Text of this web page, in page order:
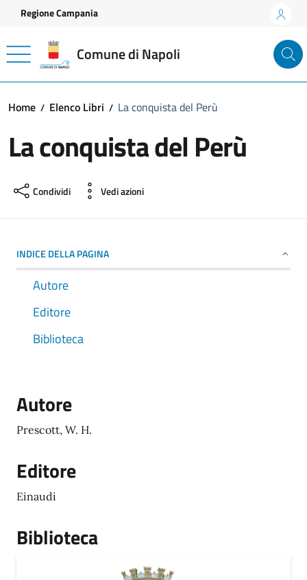
Vai ai contenuti
Vai al footer
Regione Campania
Comune di Napoli
Home Elenco Libri La conquista del Perù
La conquista del Perù
Condividi Vedi azioni
INDICE DELLA PAGINA
Autore
Editore
Biblioteca
Autore
Prescott, W. H.
Editore
Einaudi
Biblioteca